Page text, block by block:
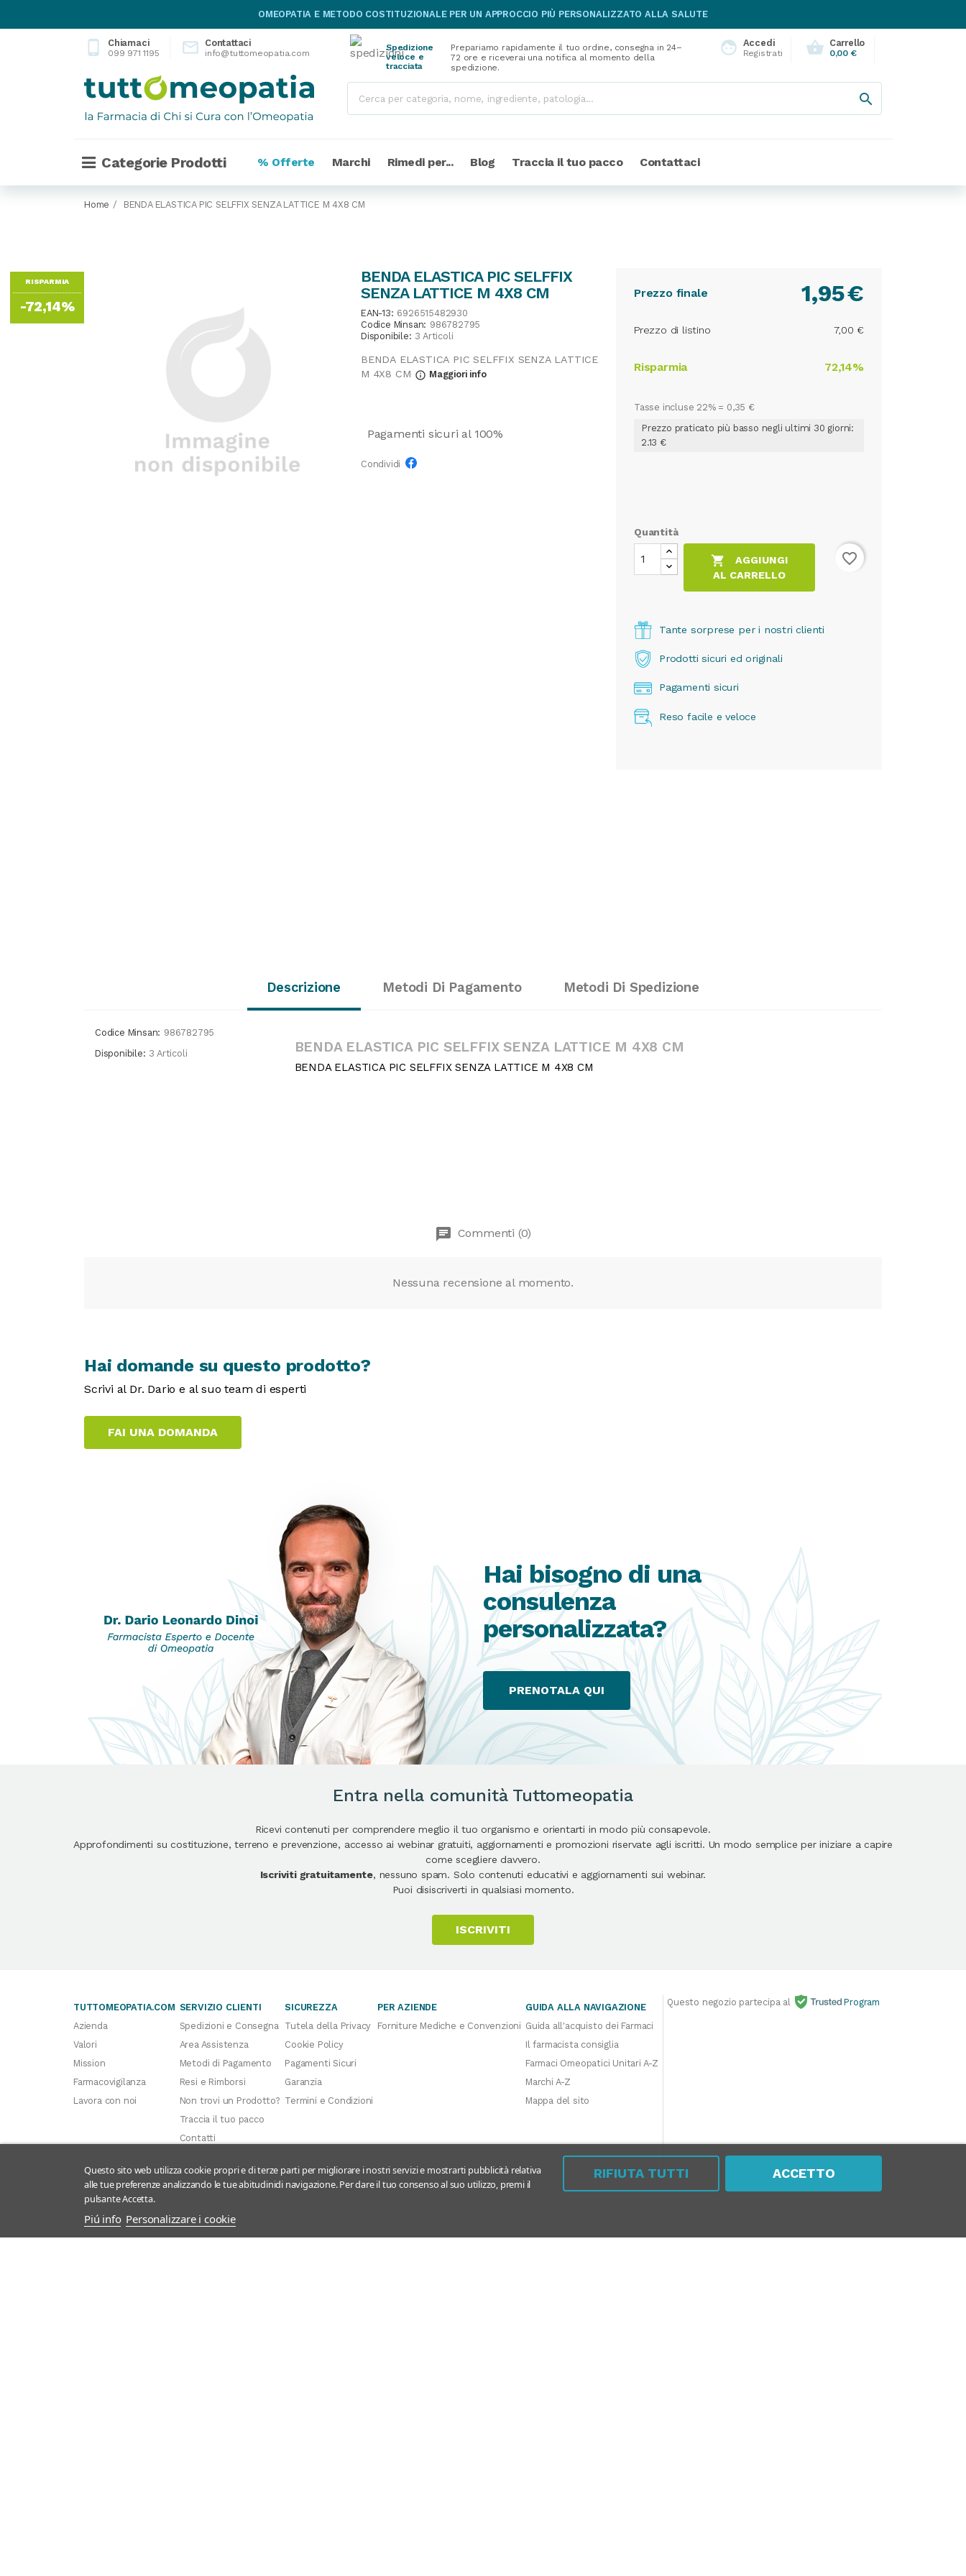
OMEOPATIA E METODO COSTITUZIONALE PER UN APPROCCIO PIÙ PERSONALIZZATO ALLA SALUTE
phone_android Chiamaci
099 971 1195  Contattaci
info@tuttomeopatia.com face Accedi
Registrati shopping_basket Carrello
0,00 €
Spedizione
veloce e
tracciata
Prepariamo rapidamente il tuo ordine, consegna in 24–
72 ore e riceverai una notifica al momento della
spedizione.

Categorie Prodotti % Offerte Marchi Rimedi per... Blog Traccia il tuo pacco Contattaci
Home BENDA ELASTICA PIC SELFFIX SENZA LATTICE M 4X8 CM
RISPARMIA
-72,14%
BENDA ELASTICA PIC SELFFIX
SENZA LATTICE M 4X8 CM
EAN-13: 6926515482930
Codice Minsan: 986782795
Disponibile: 3 Articoli
BENDA ELASTICA PIC SELFFIX SENZA LATTICE
M 4X8 CM info_outline Maggiori info
Pagamenti sicuri al 100%
Condividi
Prezzo finale €
1,95
Prezzo di listino 7,00 €
Risparmia 72,14%
Tasse incluse 22% = 0,35 €
Prezzo praticato più basso negli ultimi 30 giorni:
2.13 €
Quantità

AGGIUNGI
AL CARRELLO
favorite_border
Tante sorprese per i nostri clienti
Prodotti sicuri ed originali
Pagamenti sicuri
Reso facile e veloce
Descrizione Metodi Di Pagamento Metodi Di Spedizione
Codice Minsan: 986782795
Disponibile: 3 Articoli BENDA ELASTICA PIC SELFFIX SENZA LATTICE M 4X8 CM
BENDA ELASTICA PIC SELFFIX SENZA LATTICE M 4X8 CM
chat Commenti (0)
Nessuna recensione al momento.
Hai domande su questo prodotto?
Scrivi al Dr. Dario e al suo team di esperti
Hai bisogno di una
consulenza
personalizzata?
PRENOTALA QUI
Entra nella comunità Tuttomeopatia
Ricevi contenuti per comprendere meglio il tuo organismo e orientarti in modo più consapevole.
Approfondimenti su costituzione, terreno e prevenzione, accesso ai webinar gratuiti, aggiornamenti e promozioni riservate agli iscritti. Un modo semplice per iniziare a capire
come scegliere davvero.
Iscriviti gratuitamente, nessuno spam. Solo contenuti educativi e aggiornamenti sui webinar.
Puoi disiscriverti in qualsiasi momento.
ISCRIVITI
TUTTOMEOPATIA.COM
Azienda
Valori
Mission
Farmacovigilanza
Lavora con noi
SERVIZIO CLIENTI
Spedizioni e Consegna
Area Assistenza
Metodi di Pagamento
Resi e Rimborsi
Non trovi un Prodotto?
Traccia il tuo pacco
Contatti
SICUREZZA
Tutela della Privacy
Cookie Policy
Pagamenti Sicuri
Garanzia
Termini e Condizioni
PER AZIENDE
Forniture Mediche e Convenzioni
GUIDA ALLA NAVIGAZIONE
Guida all'acquisto dei Farmaci
Il farmacista consiglia
Farmaci Omeopatici Unitari A-Z
Marchi A-Z
Mappa del sito
Questo negozio partecipa al Program
Questo sito web utilizza cookie propri e di terze parti per migliorare i nostri servizi e mostrarti pubblicità relativa
alle tue preferenze analizzando le tue abitudinidi navigazione. Per dare il tuo consenso al suo utilizzo, premi il
pulsante Accetta.
Piú info Personalizzare i cookie
RIFIUTA TUTTI ACCETTO